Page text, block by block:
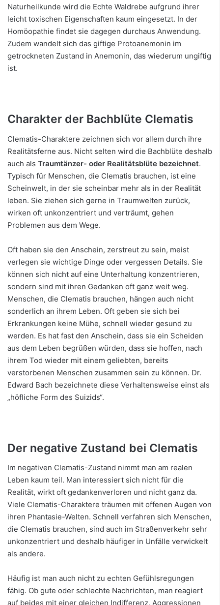
Naturheilkunde wird die Echte Waldrebe aufgrund ihrer
leicht toxischen Eigenschaften kaum eingesetzt. In der
Homöopathie findet sie dagegen durchaus Anwendung.
Zudem wandelt sich das giftige Protoanemonin im
getrockneten Zustand in Anemonin, das wiederum ungiftig
ist.
Charakter der Bachblüte Clematis
Clematis-Charaktere zeichnen sich vor allem durch ihre
Realitätsferne aus. Nicht selten wird die Bachblüte deshalb
auch als Traumtänzer- oder Realitätsblüte bezeichnet.
Typisch für Menschen, die Clematis brauchen, ist eine
Scheinwelt, in der sie scheinbar mehr als in der Realität
leben. Sie ziehen sich gerne in Traumwelten zurück,
wirken oft unkonzentriert und verträumt, gehen
Problemen aus dem Wege.
Oft haben sie den Anschein, zerstreut zu sein, meist
verlegen sie wichtige Dinge oder vergessen Details. Sie
können sich nicht auf eine Unterhaltung konzentrieren,
sondern sind mit ihren Gedanken oft ganz weit weg.
Menschen, die Clematis brauchen, hängen auch nicht
sonderlich an ihrem Leben. Oft geben sie sich bei
Erkrankungen keine Mühe, schnell wieder gesund zu
werden. Es hat fast den Anschein, dass sie ein Scheiden
aus dem Leben begrüßen würden, dass sie hoffen, nach
ihrem Tod wieder mit einem geliebten, bereits
verstorbenen Menschen zusammen sein zu können. Dr.
Edward Bach bezeichnete diese Verhaltensweise einst als
„höfliche Form des Suizids“.
Der negative Zustand bei Clematis
Im negativen Clematis-Zustand nimmt man am realen
Leben kaum teil. Man interessiert sich nicht für die
Realität, wirkt oft gedankenverloren und nicht ganz da.
Viele Clematis-Charaktere träumen mit offenen Augen von
ihren Phantasie-Welten. Schnell verfahren sich Menschen,
die Clematis brauchen, sind auch im Straßenverkehr sehr
unkonzentriert und deshalb häufiger in Unfälle verwickelt
als andere.
Häufig ist man auch nicht zu echten Gefühlsregungen
fähig. Ob gute oder schlechte Nachrichten, man reagiert
auf beides mit einer gleichen Indifferenz. Aggressionen